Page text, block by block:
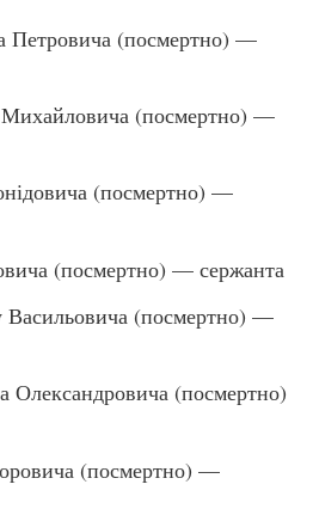
(посмертно) —
(посмертно) —
(посмертно) —
(посмертно) — сержанта
(посмертно) —
(посмертно)
(посмертно) —